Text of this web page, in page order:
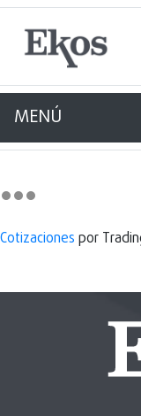
MENÚ
Cotizaciones por